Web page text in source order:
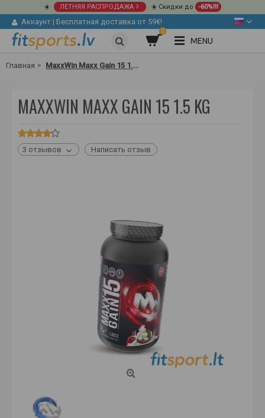
☀️ ЛЕТНЯЯ РАСПРОДАЖА ☀️ Скидки до -60%!!!
Аккаунт | Бесплатная доставка от 59€!
0
MENU
Главная MaxxWin Maxx Gain 15 1.5 kg
MAXXWIN MAXX GAIN 15 1.5 KG
3 отзывов Написать отзыв